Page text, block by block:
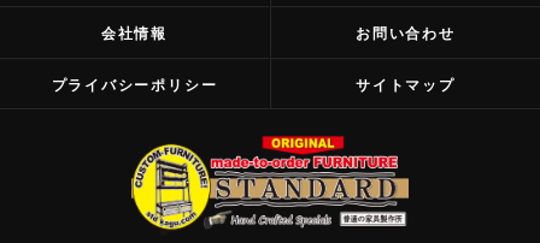
会社情報 お問い合わせ
プライバシーポリシー サイトマップ